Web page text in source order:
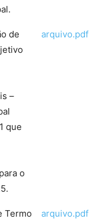
de
–
que
o
arquivo.pdf
Termo
arquivo.pdf